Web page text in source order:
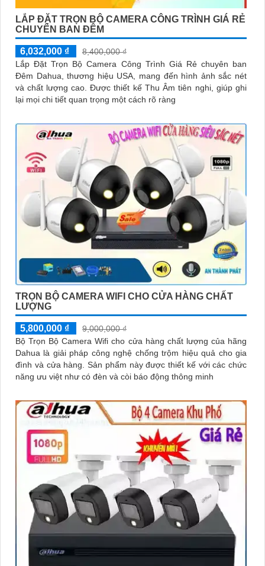
LẮP ĐẶT TRỌN BỘ CAMERA CÔNG TRÌNH GIÁ RẺ
CHUYÊN BAN ĐÊM
6,032,000 ₫
8,400,000 ₫
Lắp Đặt Trọn Bộ Camera Công Trình Giá Rẻ chuyên ban
Đêm Dahua, thương hiệu USA, mang đến hình ảnh sắc nét
và chất lượng cao. Được thiết kế Thu Âm tiên nghi, giúp ghi
lại mọi chi tiết quan trọng một cách rõ ràng
TRỌN BỘ CAMERA WIFI CHO CỬA HÀNG CHẤT
LƯỢNG
5,800,000 ₫
9,000,000 ₫
Bộ Trọn Bộ Camera Wifi cho cửa hàng chất lượng của hãng
Dahua là giải pháp công nghệ chống trộm hiệu quả cho gia
đình và cửa hàng. Sản phẩm này được thiết kế với các chức
năng ưu việt như có đèn và còi báo động thông minh